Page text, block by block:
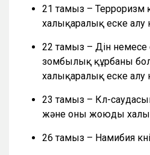
21 тамыз – Терроризм
халықаралық еске алу
22 тамыз – Дін немесе
зомбылық құрбаны
халықаралық еске алу
23 тамыз – Күл-
және оны жоюды
26 тамыз – Намибия күні